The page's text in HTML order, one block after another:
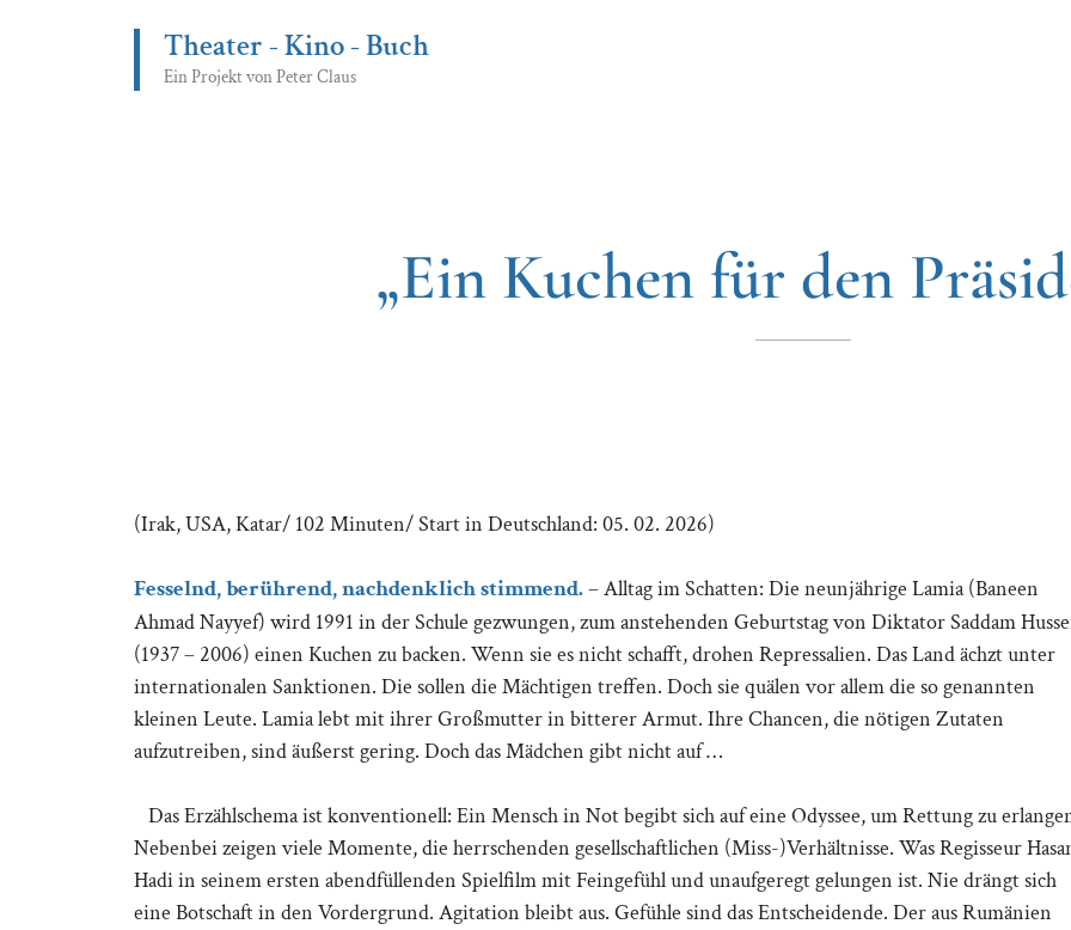
Theater - Kino - Buch
Ein Projekt von Peter Claus
„Ein Kuchen für den
(Irak, USA, Katar/ 102 Minuten/ Start in Deutschland: 05. 02. 2026)
Fesselnd, berührend, nachdenklich stimmend.– Alltag im Schatten: Die neunjährige Lamia (Baneen
Ahmad Nayyef) wird 1991 in der Schule gezwungen, zum anstehenden Geburtstag von Diktator Saddam
(1937 – 2006) einen Kuchen zu backen. Wenn sie es nicht schafft, drohen Repressalien. Das Land ächzt unter
internationalen Sanktionen. Die sollen die Mächtigen treffen. Doch sie quälen vor allem die so genannten
kleinen Leute. Lamia lebt mit ihrer Großmutter in bitterer Armut. Ihre Chancen, die nötigen Zutaten
aufzutreiben, sind äußerst gering. Doch das Mädchen gibt nicht auf …
Das Erzählschema ist konventionell: Ein Mensch in Not begibt sich auf eine Odyssee, um Rettung zu
Nebenbei zeigen viele Momente, die herrschenden gesellschaftlichen (Miss-)Verhältnisse. Was Regisseur
Hadi in seinem ersten abendfüllenden Spielfilm mit Feingefühl und unaufgeregt gelungen ist. Nie drängt sich
eine Botschaft in den Vordergrund. Agitation bleibt aus. Gefühle sind das Entscheidende. Der aus Rumänien